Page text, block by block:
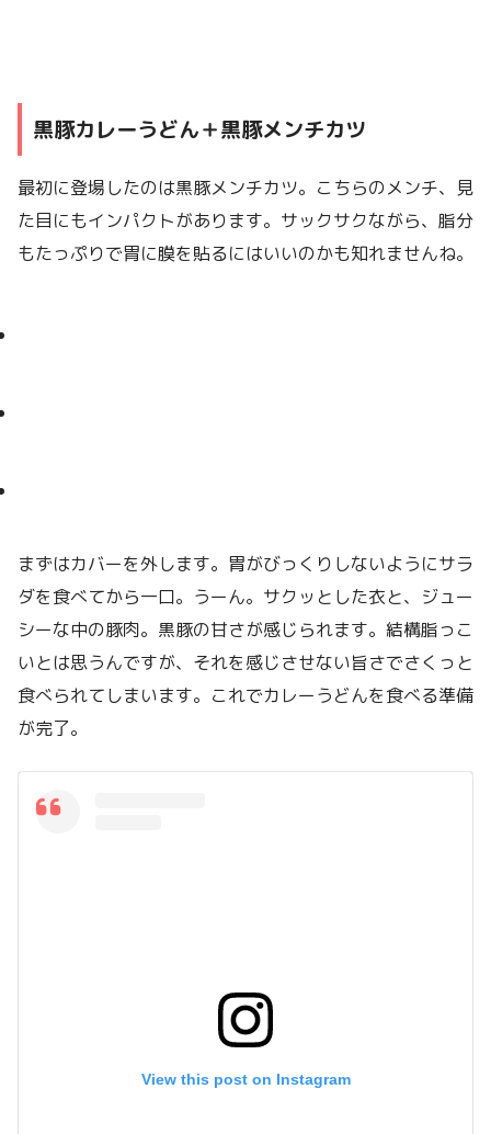
黒豚カレーうどん＋黒豚メンチカツ
最初に登場したのは黒豚メンチカツ。こちらのメンチ、見
た目にもインパクトがあります。サックサクながら、脂分
もたっぷりで胃に膜を貼るにはいいのかも知れませんね。
まずはカバーを外します。胃がびっくりしないようにサラ
ダを食べてから一口。うーん。サクッとした衣と、ジュー
シーな中の豚肉。黒豚の甘さが感じられます。結構脂っこ
いとは思うんですが、それを感じさせない旨さでさくっと
食べられてしまいます。これでカレーうどんを食べる準備
が完了。
View this post on Instagram